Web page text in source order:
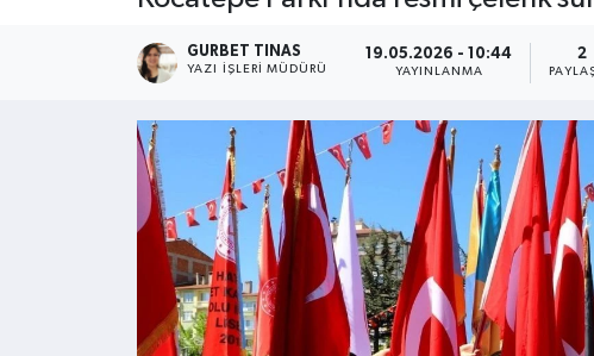
GURBET TINAS
YAZI İŞLERI MÜDÜRÜ
19.05.2026 - 10:44
YAYINLANMA
2
Kültür - Sanat